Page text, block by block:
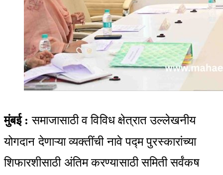
मुंबई : समाजासाठी व विविध क्षेत्रात उल्लेखनीय
योगदान देणाऱ्या व्यक्तींची नावे पद्म पुरस्कारांच्या
शिफारशीसाठी अंतिम करण्यासाठी समिती सर्वंकष